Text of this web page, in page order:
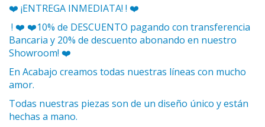
❤️ ¡ENTREGA INMEDIATA! ! ❤️
! ❤️ ❤️10% de DESCUENTO pagando con transferencia
Bancaria y 20% de descuento abonando en nuestro
Showroom! ❤️
En Acabajo creamos todas nuestras líneas con mucho
amor.
Todas nuestras piezas son de un diseño único y están
hechas a mano.